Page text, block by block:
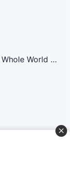
Para o Mundo Ouvir (Until The Whole World Hears)